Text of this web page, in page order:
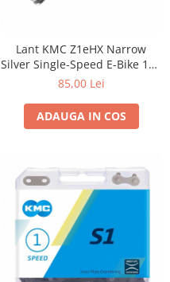
Lant KMC Z1eHX Narrow
Silver Single-Speed E-Bike 112
Zale
85,00 Lei
ADAUGA IN COS